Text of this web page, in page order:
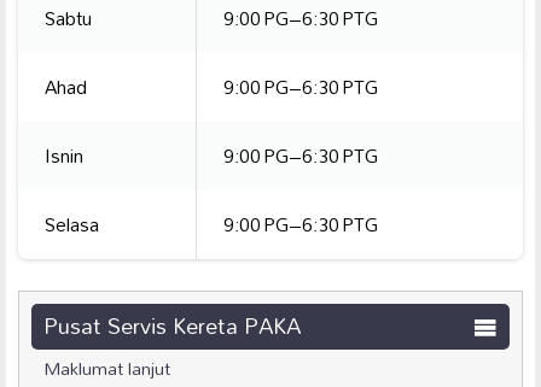
Sabtu
9:00 PG–6:30 PTG
Ahad
9:00 PG–6:30 PTG
Isnin
9:00 PG–6:30 PTG
Selasa
9:00 PG–6:30 PTG
Pusat Servis Kereta PAKA
Maklumat lanjut